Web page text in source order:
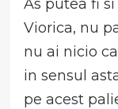
As putea fi
Viorica, nu
nu ai nicio
in sensul
pe acest